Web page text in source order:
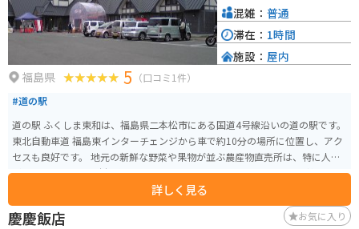
福島県 5 （口コミ1件）
#道の駅
道の駅 ふくしま東和は、福島県二本松市にある国道4号線沿いの道の駅です。
東北自動車道 福島東インターチェンジから車で約10分の場所に位置し、アク
セスも良好です。 地元の新鮮な野菜や果物が並ぶ農産物直売所は、特に人気
があります。旬の食材を使ったレストランや、地元のお母さんたちが作る手
打ちそばの店もあり、食事も楽しめます。 バイクで訪れる場合、駐車場も広
く停めやすいので安心です。道の駅周辺には、安達太良山や岳温泉など、観光
スポットも点在しています。雄大な自然の中をツーリングするのもおすすめ
詳しく見る
混雑： 普通
滞在： 1時間
施設： 屋内
慶慶飯店 お気に入り